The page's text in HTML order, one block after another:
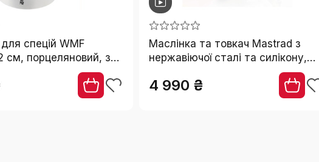
спецій WMF
см, порцеляновий, з
для подрібнення
для миття в
Маслінка та товкач Mastrad з
нержавіючої сталі та силікону,
стійкі до запахів, з нековзною
основою, можна мити в
4 990 ₴